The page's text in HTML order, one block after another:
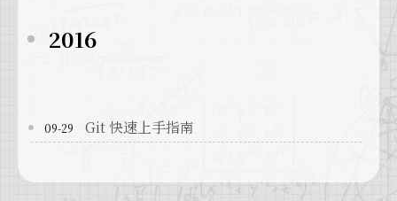
2016
09-29 Git 快速上手指南